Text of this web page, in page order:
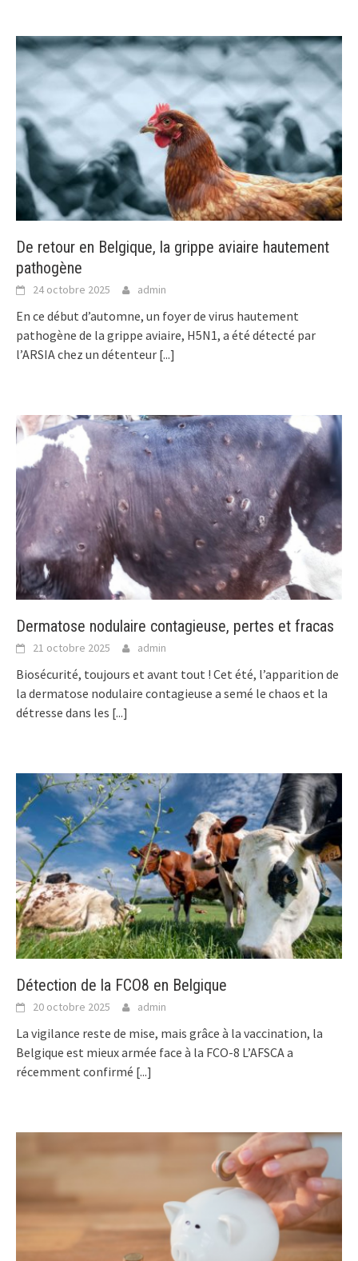
De retour en Belgique, la grippe aviaire hautement
pathogène
24 octobre 2025 admin
En ce début d’automne, un foyer de virus hautement
pathogène de la grippe aviaire, H5N1, a été détecté par
l’ARSIA chez un détenteur [...]
Dermatose nodulaire contagieuse, pertes et fracas
21 octobre 2025 admin
Biosécurité, toujours et avant tout ! Cet été, l’apparition de
la dermatose nodulaire contagieuse a semé le chaos et la
détresse dans les [...]
Détection de la FCO8 en Belgique
20 octobre 2025 admin
La vigilance reste de mise, mais grâce à la vaccination, la
Belgique est mieux armée face à la FCO-8 L’AFSCA a
récemment confirmé [...]